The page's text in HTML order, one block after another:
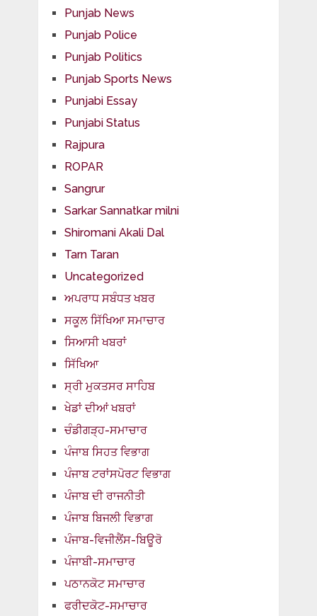
Punjab News
Punjab Police
Punjab Politics
Punjab Sports News
Punjabi Essay
Punjabi Status
Rajpura
ROPAR
Sangrur
Sarkar Sannatkar milni
Shiromani Akali Dal
Tarn Taran
Uncategorized
ਅਪਰਾਧ ਸਬੰਧਤ ਖਬਰ
ਸਕੂਲ ਸਿੱਖਿਆ ਸਮਾਚਾਰ
ਸਿਆਸੀ ਖਬਰਾਂ
ਸਿੱਖਿਆ
ਸ੍ਰੀ ਮੁਕਤਸਰ ਸਾਹਿਬ
ਖੇਡਾਂ ਦੀਆਂ ਖਬਰਾਂ
ਚੰਡੀਗੜ੍ਹ-ਸਮਾਚਾਰ
ਪੰਜਾਬ ਸਿਹਤ ਵਿਭਾਗ
ਪੰਜਾਬ ਟਰਾਂਸਪੋਰਟ ਵਿਭਾਗ
ਪੰਜਾਬ ਦੀ ਰਾਜਨੀਤੀ
ਪੰਜਾਬ ਬਿਜਲੀ ਵਿਭਾਗ
ਪੰਜਾਬ-ਵਿਜੀਲੈਂਸ-ਬਿਊਰੋ
ਪੰਜਾਬੀ-ਸਮਾਚਾਰ
ਪਠਾਨਕੋਟ ਸਮਾਚਾਰ
ਫਰੀਦਕੋਟ-ਸਮਾਚਾਰ